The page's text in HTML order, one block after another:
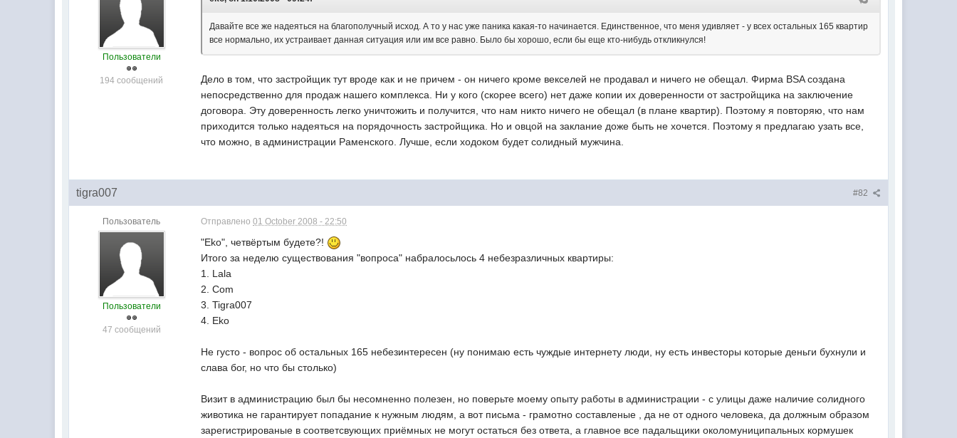
Пользователи
194 сообщений
Давайте все же надеяться на благополучный исход. А то у нас уже паника какая-то начинается. Единственное, что меня удивляет - у всех остальных 165 квартир
все нормально, их устраивает данная ситуация или им все равно. Было бы хорошо, если бы еще кто-нибудь откликнулся!
Дело в том, что застройщик тут вроде как и не причем - он ничего кроме векселей не продавал и ничего не обещал. Фирма BSA создана
непосредственно для продаж нашего комплекса. Ни у кого (скорее всего) нет даже копии их доверенности от застройщика на заключение
договора. Эту доверенность легко уничтожить и получится, что нам никто ничего не обещал (в плане квартир). Поэтому я повторяю, что нам
приходится только надеяться на порядочность застройщика. Но и овцой на заклание доже быть не хочется. Поэтому я предлагаю узать все,
что можно, в администрации Раменского. Лучше, если ходоком будет солидный мужчина.
#82
tigra007
Пользователь
Пользователи
47 сообщений
Отправлено01 October 2008 - 22:50
"Eko", четвёртым будете?!
Итого за неделю существования "вопроса" набралосьлось 4 небезразличных квартиры:
1. Lala
2. Com
3. Tigra007
4. Eko
Не густо - вопрос об остальных 165 небезинтересен (ну понимаю есть чуждые интернету люди, ну есть инвесторы которые деньги бухнули и
слава бог, но что бы столько)
Визит в администрацию был бы несомненно полезен, но поверьте моему опыту работы в администрации - с улицы даже наличие солидного
животика не гарантирует попадание к нужным людям, а вот письма - грамотно составленые , да не от одного человека, да должным образом
зарегистрированые в соответсвующих приёмных не могут остаться без ответа, а главное все падальщики околомуниципальных кормушек